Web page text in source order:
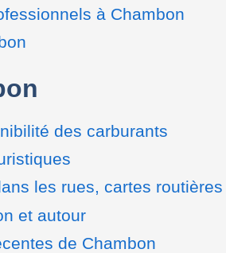
à Chambon
des carburants
les rues, cartes routières
et autour
de Chambon